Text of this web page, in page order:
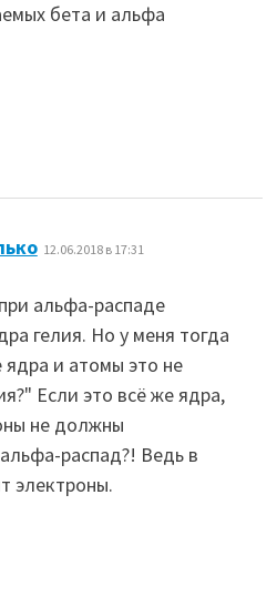
бета и альфа
: 12.06.2018 в 17:31
альфа-распаде
гелия. Но у меня тогда
ядра и атомы это не
Если это всё же ядра,
не должны
распад?! Ведь в
электроны.